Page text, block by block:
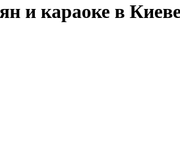
и караоке в